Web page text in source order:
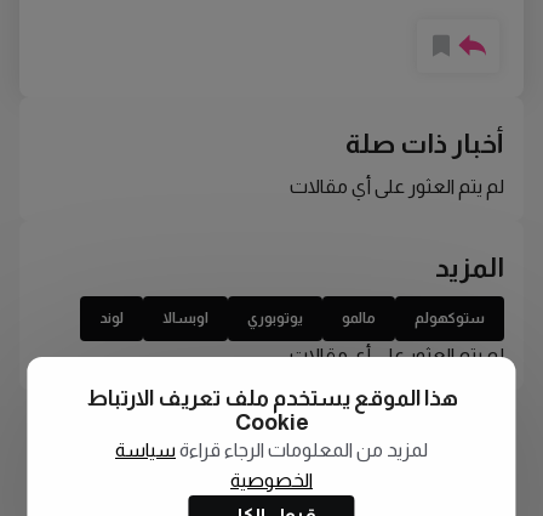
أخبار ذات صلة
لم يتم العثور على أي مقالات
المزيد
ستوكهولم مالمو يوتوبوري اوبسالا لوند
لم يتم العثور على أي مقالات
هذا الموقع يستخدم ملف تعريف الارتباط
Cookie
لمزيد من المعلومات الرجاء قراءة سياسة
الخصوصية